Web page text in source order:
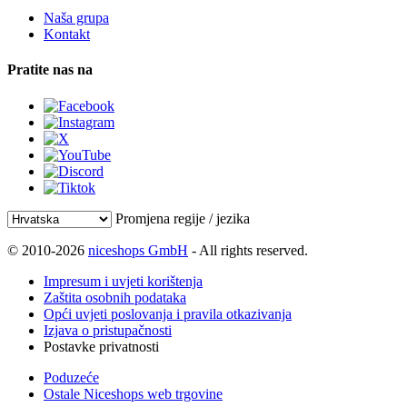
Naša grupa
Kontakt
Pratite nas na
Promjena regije / jezika
© 2010-2026 niceshops GmbH - All rights reserved.
Impresum i uvjeti korištenja
Zaštita osobnih podataka
Opći uvjeti poslovanja i pravila otkazivanja
Izjava o pristupačnosti
Postavke privatnosti
Poduzeće
Ostale Niceshops web trgovine